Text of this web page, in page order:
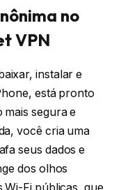
no
VPN
instalar e
está pronto
segura e
você cria uma
seus dados e
dos olhos